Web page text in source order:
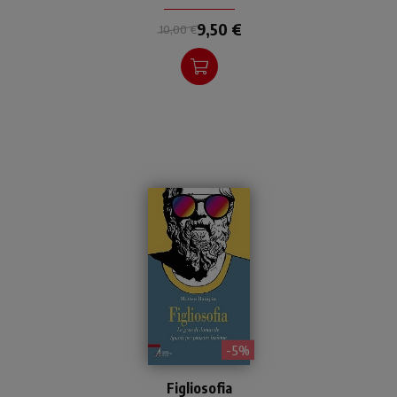
10,00 €9,50 €
- 5%
grandi temi in cui l'autore si
Figliosofia